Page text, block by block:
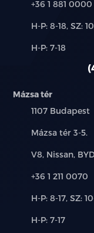
fékezés (RCTB)
Intelligens
Automatikus
Forgalmi
rendszer (SCF,
Vészhelyzeti
Telefon:
+36 1 881 0000
Új-
használt
H-P: 8-18, SZ:
Alkatrész,
H-P: 7-18
Mázsa tér
Település:
1107 Budapest
Cím:
Mázsa tér 3-5.
Márkák:
V8, Nissan,
Telefon:
+36 1 211 0070
Új-
használt
H-P: 8-17, SZ:
Alkatrész,
H-P: 7-17